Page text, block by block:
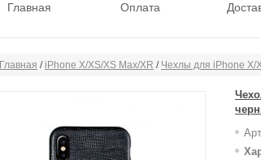
Главная Оплата
Главная / iPhone X/XS/XS Max/XR / Чехлы для iPhone X/